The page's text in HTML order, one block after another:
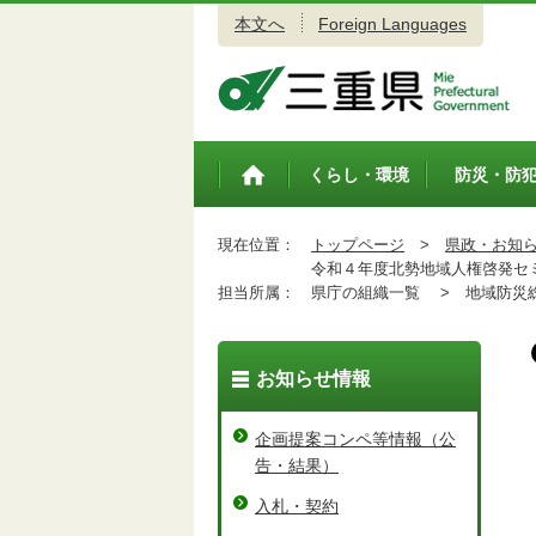
本文へ Foreign Languages
トップペ
くらし・環境 防災・防
現在位置： トップページ >
県政・お知
令和４年度北勢地域人権啓発セ
担当所属：
県庁の組織一覧 > 地域防災
お知らせ情報
企画提案コンペ等情報（公
告・結果）
入札・契約